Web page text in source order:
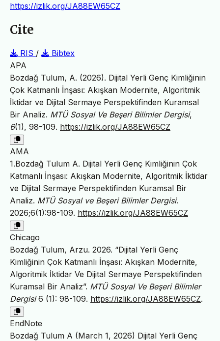
https://izlik.org/JA88EW65CZ
Cite
RIS /
Bibtex
APA
Bozdağ Tulum, A. (2026). Dijital Yerli Genç Kimliğinin
Çok Katmanlı İnşası: Akışkan Modernite, Algoritmik
İktidar ve Dijital Sermaye Perspektifinden Kuramsal
Bir Analiz. MTÜ Sosyal Ve Beşeri Bilimler Dergisi,
6(1), 98-109. https://izlik.org/JA88EW65CZ
AMA
1.Bozdağ Tulum A. Dijital Yerli Genç Kimliğinin Çok
Katmanlı İnşası: Akışkan Modernite, Algoritmik İktidar
ve Dijital Sermaye Perspektifinden Kuramsal Bir
Analiz. MTÜ Sosyal ve Beşeri Bilimler Dergisi.
2026;6(1):98-109. https://izlik.org/JA88EW65CZ
Chicago
Bozdağ Tulum, Arzu. 2026. “Dijital Yerli Genç
Kimliğinin Çok Katmanlı İnşası: Akışkan Modernite,
Algoritmik İktidar Ve Dijital Sermaye Perspektifinden
Kuramsal Bir Analiz”. MTÜ Sosyal Ve Beşeri Bilimler
Dergisi6 (1): 98-109. https://izlik.org/JA88EW65CZ.
EndNote
Bozdağ Tulum A (March 1, 2026) Dijital Yerli Genç